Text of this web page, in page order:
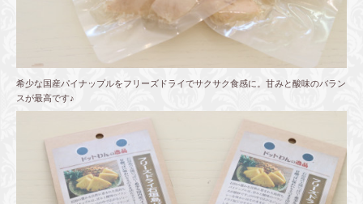
希少な国産パイナップルをフリーズドライでサクサク食感に。甘みと酸味のバラン
スが最高です♪